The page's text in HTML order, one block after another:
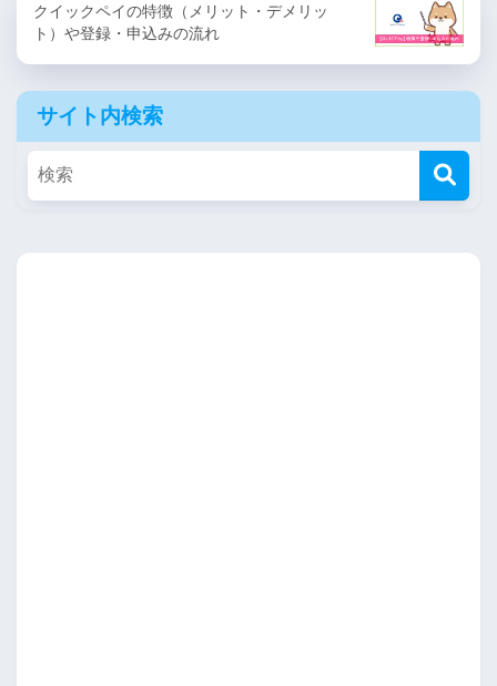
クイックペイの特徴（メリット・デメリッ
ト）や登録・申込みの流れ
サイト内検索